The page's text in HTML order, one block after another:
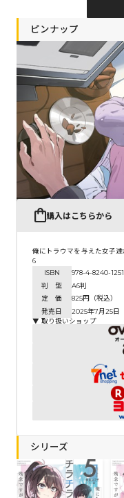
ピンナップ
購入はこちらから
俺にトラウマを与えた女子
6
ISBN
978-4-8240-
判 型
A6判
定 価
825円（税込）
発売日
2025年7月25日
▼ 取り扱いショップ
シリーズ